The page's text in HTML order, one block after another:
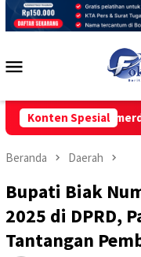
Loncat
Konten Spesial
Kemerdekaan:
Beranda Daerah
Bupati Biak
2025 di DPRD,
Tantangan